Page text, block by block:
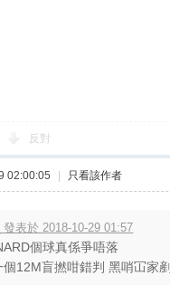
反對
02:00:05 只看該作者
發表於 2018-10-29 01:57
個球真係爭唔落
個12M盲撚咁錯判 黑哨冚家剷